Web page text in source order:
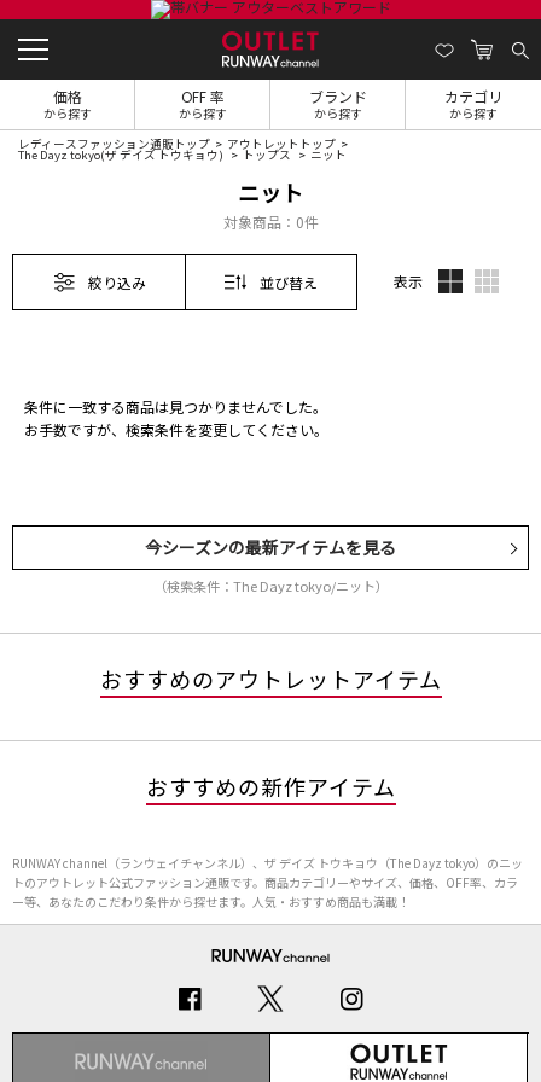
価格
から探す
OFF 率
から探す
ブランド
から探す
カテゴリ
から探す
レディースファッション通販トップ アウトレットトップ
The Dayz tokyo(ザ デイズ トウキョウ) トップス ニット
ニット
対象商品： 0件
絞り込み 並び替え 表示
条件に一致する商品は見つかりませんでした。
お手数ですが、検索条件を変更してください。
今シーズンの最新アイテムを見る
（検索条件：The Dayz tokyo/ニット）
おすすめのアウトレットアイテム
おすすめの新作アイテム
RUNWAY channel（ランウェイチャンネル）、ザ デイズ トウキョウ（The Dayz tokyo）のニッ
トのアウトレット公式ファッション通販です。商品カテゴリーやサイズ、価格、OFF率、カラ
ー等、あなたのこだわり条件から探せます。人気・おすすめ商品も満載！